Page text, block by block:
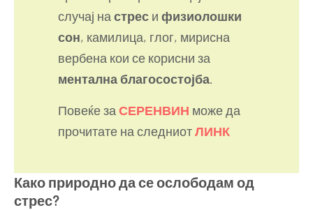
случај настрес и физиолошки
сон, камилица, глог, мирисна
вербена кои се корисни за
ментална благосостојба.
Повеќе заСЕРЕНВИН може да
прочитате на следниотЛИНК
Како природно да се ослободам од
стрес?